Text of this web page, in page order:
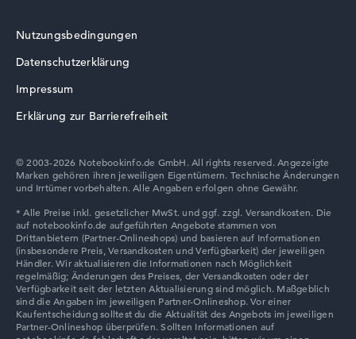
Nutzungsbedingungen
Datenschutzerklärung
Impressum
Erklärung zur Barrierefreiheit
© 2003-2026 Notebookinfo.de GmbH. All rights reserved. Angezeigte
Marken gehören ihren jeweiligen Eigentümern. Technische Änderungen
und Irrtümer vorbehalten. Alle Angaben erfolgen ohne Gewähr.